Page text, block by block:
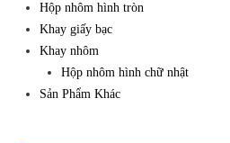
Hộp nhôm hình tròn
Khay giấy bạc
Khay nhôm
Hộp nhôm hình chữ nhật
Sản Phẩm Khác